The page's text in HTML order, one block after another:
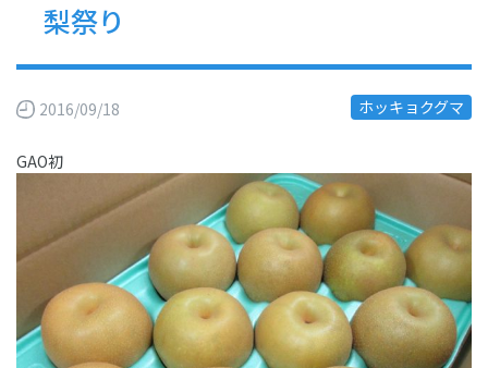
梨祭り
2016/09/18 ホッキョクグマ
GAO初